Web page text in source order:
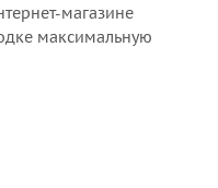
магазине
максимальную